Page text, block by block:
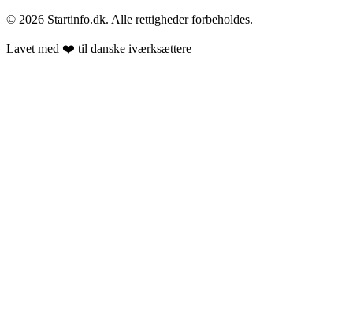
© 2026 Startinfo.dk. Alle rettigheder forbeholdes.
Lavet med ❤️ til danske iværksættere